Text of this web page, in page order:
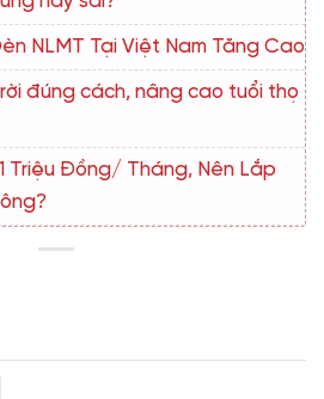
NLMT Tại Việt Nam Tăng Cao
đúng cách, nâng cao tuổi thọ
Triệu Đồng/ Tháng, Nên Lắp